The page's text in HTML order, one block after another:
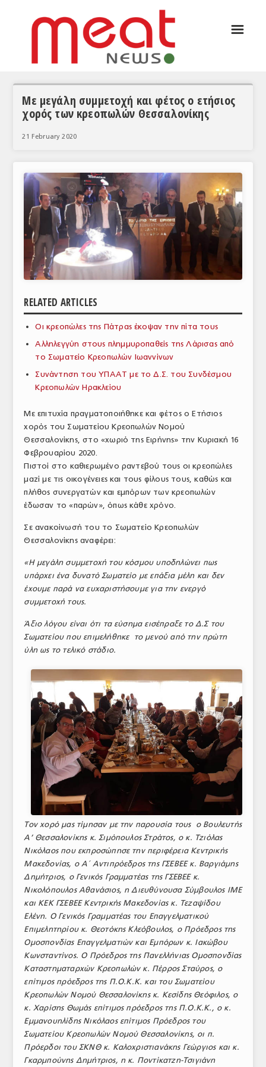
ΣΥΝΕΝΤΕΥΞΕΙΣ
ΘΕΜΑΤΑ
ΚΟΣΜΟΣ
ΕΙΔΗΣΕΙΣ
ΕΥΡΩΠΑΪΚΕΣ ΑΠΟΦΑΣΕΙΣ
ΘΕΜΑΤΑ
ΕΜΠΟΡΙΚΟΣ ΚΑΤΑΛΟΓΟΣ
ΠΑΡΑΓΩΓΗ & ΕΜΠΟΡΙΑ
ΣΦΑΓΕΙΑ
ΠΡΩΤΕΣ ΥΛΕΣ
ΥΠΗΡΕΣΙΕΣ
ΕΜΠΟΡΙΚΟΙ ΑΝΤΙΠΡΟΣΩΠΟΙ
ΝΟΜΟΘΕΣΙΑ
ΕΛΛΗΝΙΚΗ ΝΟΜΟΘΕΣΙΑ
ΤΟ ΠΕΡΙΟΔΙΚΟ
Profile
ΑΡΧΕΙΟ ΤΕΥΧΩΝ
☰
Με μεγάλη συμμετοχή και φέτος ο ετήσιος
χορός των κρεοπωλών Θεσσαλονίκης
21 February 2020
RELATED ARTICLES
Οι κρεοπώλες της Πάτρας έκοψαν την πίτα τους
Αλληλεγγύη στους πλημμυροπαθείς της Λάρισας από
το Σωματείο Κρεοπωλών Ιωαννίνων
Συνάντηση του ΥΠΑΑΤ με το Δ.Σ. του Συνδέσμου
Κρεοπωλών Ηρακλείου
Με επιτυχία πραγματοποιήθηκε και φέτος ο Ετήσιος
χορός του Σωματείου Κρεοπωλών Νομού
Θεσσαλονίκης, στο «χωριό της Ειρήνης» την Κυριακή 16
Φεβρουαρίου 2020.
Πιστοί στο καθιερωμένο ραντεβού τους οι κρεοπώλες
μαζί με τις οικογένειες και τους φίλους τους, καθώς και
πλήθος συνεργατών και εμπόρων των κρεοπωλών
έδωσαν το «παρών», όπως κάθε χρόνο.
Σε ανακοίνωσή του το Σωματείο Κρεοπωλών
Θεσσαλονίκης αναφέρει:
«Η μεγάλη συμμετοχή του κόσμου υποδηλώνει πως
υπάρχει ένα δυνατό Σωματείο με επάξια μέλη και δεν
έχουμε παρά να ευχαριστήσουμε για την ενεργό
συμμετοχή τους.
Άξιο λόγου είναι ότι τα εύσημα εισέπραξε το Δ.Σ του
Σωματείου που επιμελήθηκε το μενού από την πρώτη
ύλη ως το τελικό στάδιο.
Τον χορό μας τίμησαν με την παρουσία τους ο Βουλευτής
Α’ Θεσσαλονίκης κ. Σιμόπουλος Στράτος, ο κ. Τζιόλας
Νικόλαος που εκπροσώπησε την περιφέρεια Κεντρικής
Μακεδονίας, ο Α΄ Αντιπρόεδρος της ΓΣΕΒΕΕ κ. Βαργιάμης
Δημήτριος, ο Γενικός Γραμματέας της ΓΣΕΒΕΕ κ.
Νικολόπουλος Αθανάσιος, η Διευθύνουσα Σύμβουλος ΙΜΕ
και ΚΕΚ ΓΣΕΒΕΕ Κεντρικής Μακεδονίας κ. Τεζαψίδου
Ελένη. Ο Γενικός Γραμματέας του Επαγγελματικού
Επιμελητηρίου κ. Θεοτόκης Κλεόβουλος, ο Πρόεδρος της
Ομοσπονδίας Επαγγελματιών και Εμπόρων κ. Ιακώβου
Κωνσταντίνος. Ο Πρόεδρος της Πανελλήνιας Ομοσπονδίας
Καταστηματαρχών Κρεοπωλών κ. Πέρρος Σταύρος, ο
επίτιμος πρόεδρος της Π.Ο.Κ.Κ. και του Σωματείου
Κρεοπωλών Νομού Θεσσαλονίκης κ. Κεσίδης Θεόφιλος, ο
κ. Χαρίσης Θωμάς επίτιμος πρόεδρος της Π.Ο.Κ.Κ., ο κ.
Εμμανουηλίδης Νικόλαος επίτιμος Πρόεδρος του
Σωματείου Κρεοπωλών Νομού Θεσσαλονίκης, οι π.
Πρόερδοι του ΣΚΝΘ κ. Καλοχριστιανάκης Γεώργιος και κ.
Γκαρμπούνης Δημήτριος, η κ. Ποντίκατζη-Τσιγιάνη